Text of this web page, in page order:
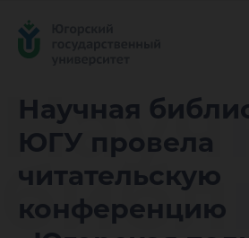
Научная
ЮГУ провела
читательскую
конференцию